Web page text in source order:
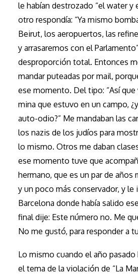
le habían destrozado “el water y
otro respondía: “Ya mismo
Beirut, los aeropuertos, las
y arrasaremos con el
desproporción total. Entonces
mandar puteadas por mail,
ese momento. Del tipo: “Así
mina que estuvo en un campo,
auto-odio?” Me mandaban las
los nazis de los judíos para
lo mismo. Otros me daban
ese momento tuve que
hermano, que es un par de años
y un poco más conservador, y le
Barcelona donde había salido
final dije: Este número no. Me
No me gustó, para responder a
Lo mismo cuando el año
el tema de la violación de “La